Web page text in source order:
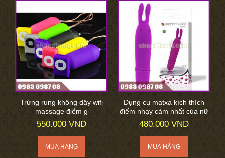
Trứng rung không dây wifi
massage điểm g
550.000 VND
Dụng cụ matxa kích thích
điểm nhạy cảm nhất của nữ
480.000 VND